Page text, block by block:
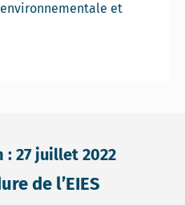
et
27 juillet 2022
de l’EIES